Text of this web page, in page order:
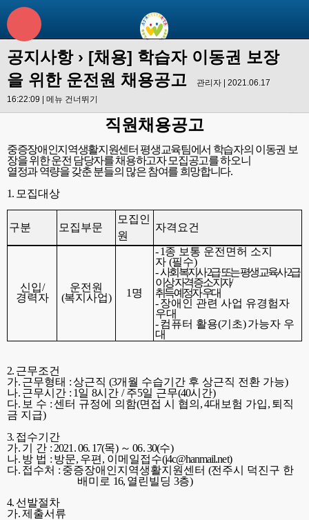
공지사항› [채용] 학습자 이동권 보장
을 위한 운전원 채용공고
관리자 | 2021.06.17
16:22:09 | 메뉴 건너뛰기
직원채용공고
중증장애인지역생활지원센터 평생교육팀에서 학습자의 이동권 보
장을 위한 운전 담당자를 채용하고자 모집공고를 하오니
열정과 역량을 갖춘 분들의 많은 참여를 희망합니다.
1. 모집대상
구분 모집부문
모집인
원
자격요건
신입/
경력자
운전원
(복지사업) 1 명
- 1종 보통 운전면허 소지
자 (필수)
-사회복지사2급 또는 평생교육사2급
이상 자격증 소지자/
취득예정자 우대
-장애인 관련 사업 유경험자
우대
-컴퓨터 활용(기초)가능자 우
대
2. 근무조건
가. 근무형태 :상근직(3개월 수습기간 후 상근직 전환 가능)
나. 근무시간 : 1일8시간/주5일 근무(40시간)
다. 보 수 :센터 규정에 의함(면접 시 협의 , 4대보험 가입, 퇴직
금 지급)
3. 접수기간
가. 기 간 : 2021. 06. 17(목) ～06. 30(수)
나. 방 법 : 방문, 우편 , 이메일접수(j4c@hanmail.net)
다. 접수처 : 중증장애인지역생활지원센터(전주시 덕진구 한
배미로 16, 열린빌딩3층)
4. 선발절차
가.제출서류